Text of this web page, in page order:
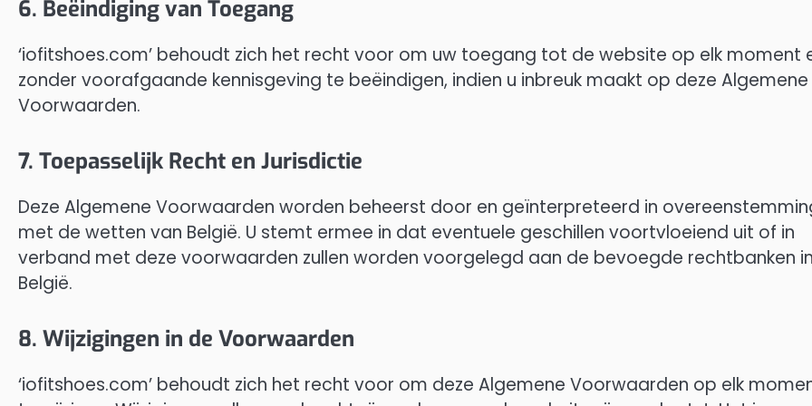
6. Beëindiging van Toegang
‘iofitshoes.com’ behoudt zich het recht voor om uw toegang tot de website op elk moment
zonder voorafgaande kennisgeving te beëindigen, indien u inbreuk maakt op deze Algemene
Voorwaarden.
7. Toepasselijk Recht en Jurisdictie
Deze Algemene Voorwaarden worden beheerst door en geïnterpreteerd in
met de wetten van België. U stemt ermee in dat eventuele geschillen voortvloeiend uit of in
verband met deze voorwaarden zullen worden voorgelegd aan de bevoegde rechtbanken in
België.
8. Wijzigingen in de Voorwaarden
‘iofitshoes.com’ behoudt zich het recht voor om deze Algemene Voorwaarden op elk